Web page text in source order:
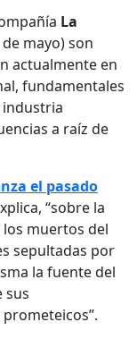
La
mayo) son
actualmente en
fundamentales
a raíz de
el pasado
“sobre la
muertos del
sepultadas por
la fuente del
sus